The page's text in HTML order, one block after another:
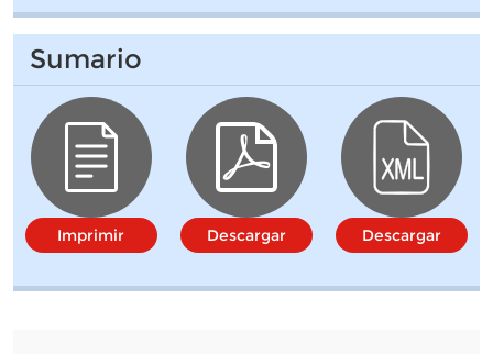
Sumario
Imprimir Descargar Descargar